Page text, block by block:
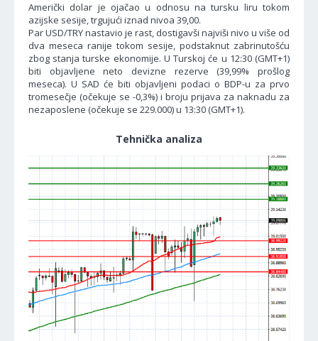
Američki dolar je ojačao u odnosu na tursku liru tokom
azijske sesije, trgujući iznad nivoa 39,00.
Par USD/TRY nastavio je rast, dostigavši najviši nivo u više od
dva meseca ranije tokom sesije, podstaknut zabrinutošću
zbog stanja turske ekonomije. U Turskoj će u 12:30 (GMT+1)
biti objavljene neto devizne rezerve (39,99% prošlog
meseca). U SAD će biti objavljeni podaci o BDP-u za prvo
tromesečje (očekuje se -0,3%) i broju prijava za naknadu za
nezaposlene (očekuje se 229.000) u 13:30 (GMT+1).
Tehnička analiza